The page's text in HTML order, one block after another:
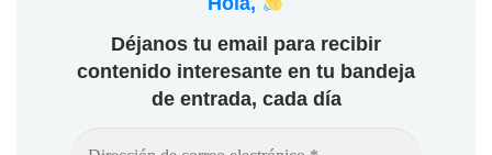
Déjanos tu email para recibir
contenido interesante en tu bandeja
de entrada, cada día